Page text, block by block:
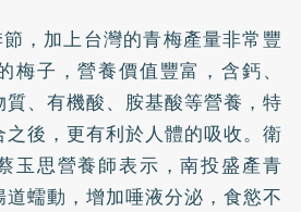
，加上台灣的青梅產量非常豐
梅子，營養價值豐富，含鈣、
、有機酸、胺基酸等營養，特
後，更有利於人體的吸收。衛
玉思營養師表示，南投盛產青
蠕動，增加唾液分泌，食慾不